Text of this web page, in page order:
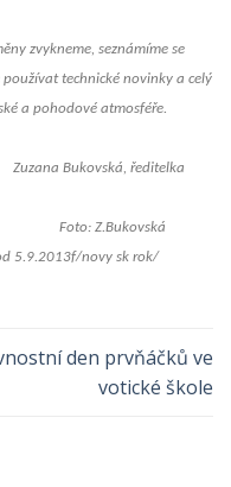
zvykneme, seznámíme se
technické novinky a celý
a pohodové atmosféře.
ředitelka
5.9.2013f/novy sk rok/
den prvňáčků ve
votické škole